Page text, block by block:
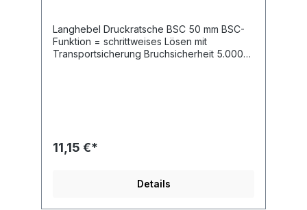
Langhebel Druckratsche BSC 50 mm BSC-
Funktion = schrittweises Lösen mit
Transportsicherung Bruchsicherheit 5.000
11,15 €*
Details